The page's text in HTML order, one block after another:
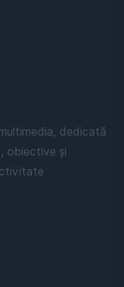
dedicată
obiective și